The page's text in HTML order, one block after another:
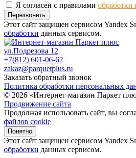
Я согласен с правилами обработки
Перезвонить
Этот сайт защищен сервисом Yandex
обработки данных сервисом.
ул.Подрезова 12
+7(812) 601-06-62
zakaz@parquetplus.ru
Заказать обратный звонок
Политика обработки персональных
© 2026 «Интернет-магазин Паркет
Продвижение сайта
Продолжая использовать сайт, вы
файлов cookie
Понятно
Этот сайт защищен сервисом Yandex
обработки данных сервисом.